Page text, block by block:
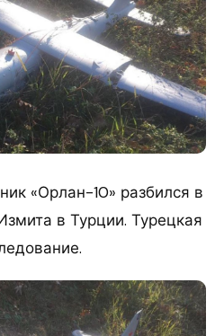
«Орлан-10» разбился в
в Турции. Турецкая